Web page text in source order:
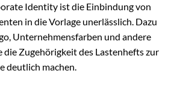
Identity ist die Einbindung von
in die Vorlage unerlässlich. Dazu
Unternehmensfarben und andere
die Zugehörigkeit des Lastenhefts zur
deutlich machen.